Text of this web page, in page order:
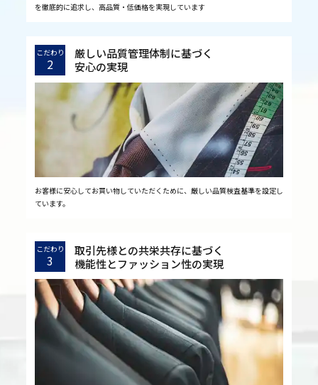
を徹底的に追求し、高品質・低価格を実現しています
こだわり
2
厳しい品質管理体制に基づく
安心の実現
お客様に安心してお買い物していただくために、厳しい品質検査基準を設定し
ています。
こだわり
3
取引先様との共栄共存に基づく
機能性とファッション性の実現